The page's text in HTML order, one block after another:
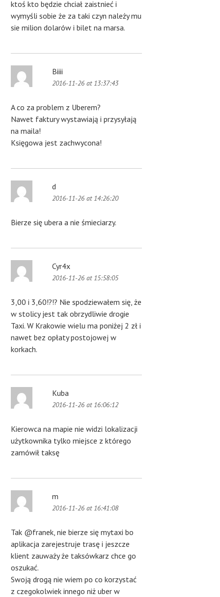
ktoś kto będzie chciał zaistnieć i
wymyśli sobie że za taki czyn należy mu
sie milion dolarów i bilet na marsa.
Biiii
2016-11-26 at 13:37:43
A co za problem z Uberem?
Nawet faktury wystawiają i przysyłają
na maila!
Księgowa jest zachwycona!
d
2016-11-26 at 14:26:20
Bierze się ubera a nie śmieciarzy.
Cyr4x
2016-11-26 at 15:58:05
3,00 i 3,60!?!? Nie spodziewałem się, że
w stolicy jest tak obrzydliwie drogie
Taxi. W Krakowie wielu ma poniżej 2 zł i
nawet bez opłaty postojowej w
korkach.
Kuba
2016-11-26 at 16:06:12
Kierowca na mapie nie widzi lokalizacji
użytkownika tylko miejsce z którego
zamówił taksę
m
2016-11-26 at 16:41:08
Tak @franek, nie bierze się mytaxi bo
aplikacja zarejestruje trasę i jeszcze
klient zauważy że taksówkarz chce go
oszukać.
Swoją drogą nie wiem po co korzystać
z czegokolwiek innego niż uber w